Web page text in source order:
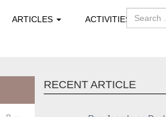
ARTICLES ACTIVITIES
RECENT ARTICLE